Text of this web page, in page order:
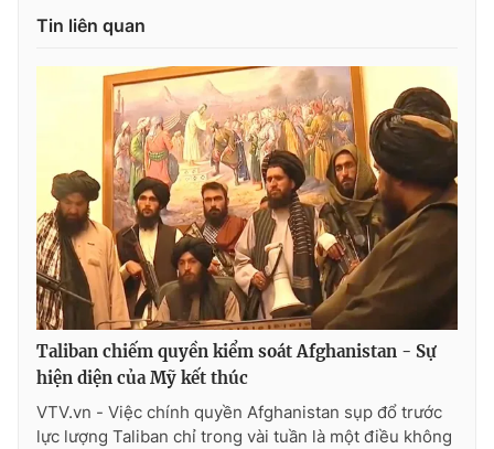
Tin liên quan
Taliban chiếm quyền kiểm soát Afghanistan - Sự
hiện diện của Mỹ kết thúc
VTV.vn - Việc chính quyền Afghanistan sụp đổ trước
lực lượng Taliban chỉ trong vài tuần là một điều không